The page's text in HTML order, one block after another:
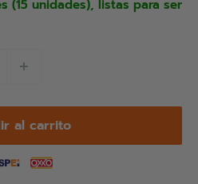
(15 unidades), listas para ser
al carrito